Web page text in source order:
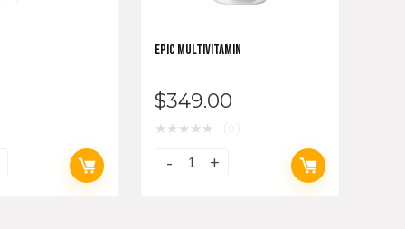
EPIC MULTIVITAMIN
$349.00
★★★★★